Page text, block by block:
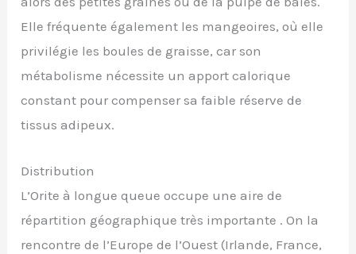
Elle fréquente également les mangeoires, où elle
privilégie les boules de graisse, car son
métabolisme nécessite un apport calorique
constant pour compenser sa faible réserve de
tissus adipeux.
Distribution
L’Orite à longue queue occupe une aire de
répartition géographique très importante . On la
rencontre de l’Europe de l’Ouest (Irlande, France,